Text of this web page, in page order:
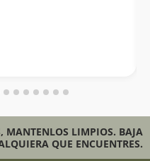
MANTENLOS LIMPIOS. BAJA
QUE ENCUENTRES.